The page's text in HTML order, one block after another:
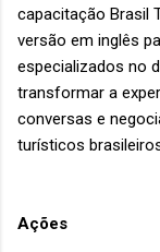
capacitação Brasil
versão em inglês
especializados no
transformar a
conversas e
turísticos
Ações